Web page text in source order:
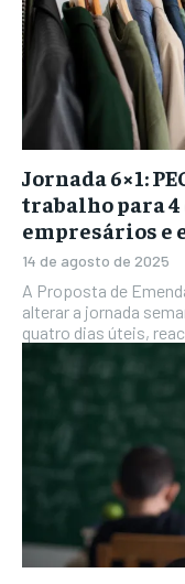
Jornada 6×1:
trabalho para
empresários e
14 de agosto de 2025
A Proposta de
alterar a jornada
quatro dias úteis,